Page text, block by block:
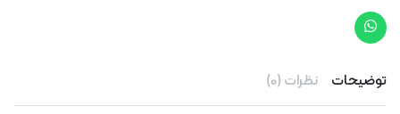
توضیحات نظرات (0)